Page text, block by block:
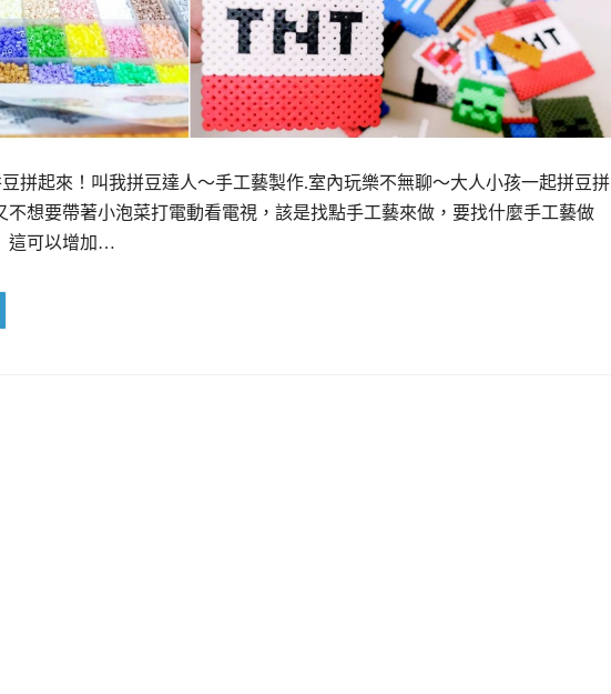
拼起來！叫我拼豆達人～手工藝製作.室內玩樂不無聊～大人小孩一起拼豆拼
不想要帶著小泡菜打電動看電視，該是找點手工藝來做，要找什麼手工藝做
這可以增加…